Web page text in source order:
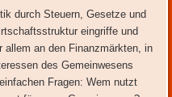
durch Steuern, Gesetze und
eingriffe und
allem an den Finanzmärkten, in
des Gemeinwesens
Fragen: Wem nutzt